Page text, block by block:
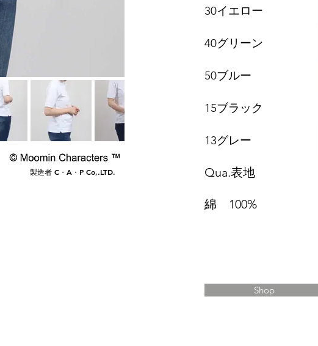
​製造者 C・A・P Co,.LTD.
30イエロー
40グリーン
50ブルー
15ブラック
​13グレー
Qua.表地
綿 100%
Shop